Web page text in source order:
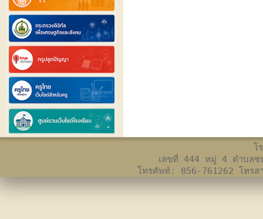
โ
เลขที่ 444 หมู่ 4 ตำบลช
โทรศัพท์: 056-761262 โทร